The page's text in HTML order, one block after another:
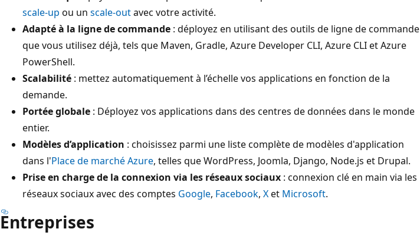
scale-up ou un scale-outavec votre activité.
Adapté à la ligne de commande : déployez en utilisant des outils de ligne de commande
que vous utilisez déjà, tels que Maven, Gradle, Azure Developer CLI, Azure CLI et Azure
PowerShell.
Scalabilité : mettez automatiquement à l’échelle vos applications en fonction de la
demande.
Portée globale : Déployez vos applications dans des centres de données dans le monde
entier.
Modèles d’application : choisissez parmi une liste complète de modèles d'application
dans l'Place de marché Azure, telles que WordPress, Joomla, Django, Node.js et Drupal.
Prise en charge de la connexion via les réseaux sociaux : connexion clé en main via les
réseaux sociaux avec des comptes Google, Facebook, Xet Microsoft.
Entreprises